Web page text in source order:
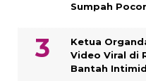
Sumpah
Ketua
Video Viral di
Bantah